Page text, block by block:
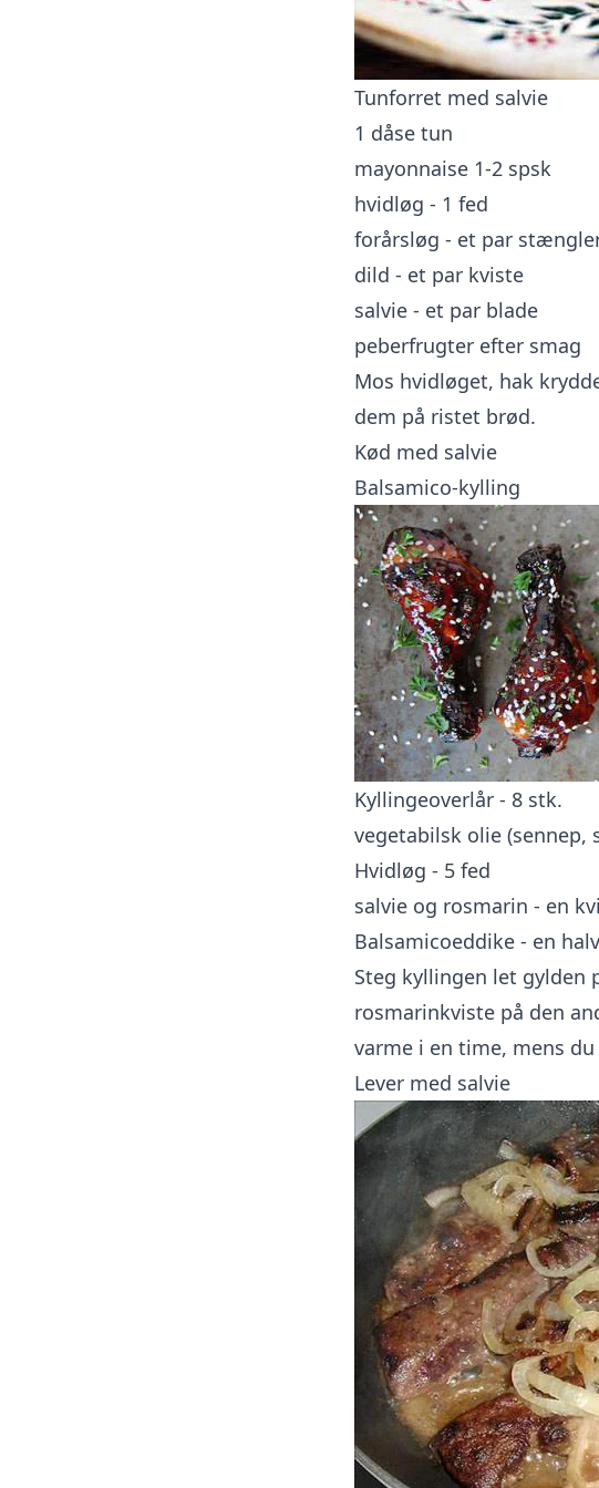
Tunforret med salvie
1 dåse tun
mayonnaise 1-2 spsk
hvidløg - 1 fed
forårsløg - et par
dild - et par kviste
salvie - et par blade
peberfrugter efter smag
Mos hvidløget, hak
dem på ristet brød.
Kød med salvie
Balsamico-kylling
Kyllingeoverlår - 8 stk.
vegetabilsk olie (sennep,
Hvidløg - 5 fed
salvie og rosmarin - en
Balsamicoeddike - en
Steg kyllingen let gylden
rosmarinkviste på den
varme i en time, mens
Lever med salvie